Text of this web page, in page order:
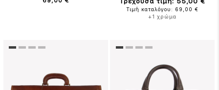
Τιμή καταλόγου: 69,00 €
+1 χρώμα